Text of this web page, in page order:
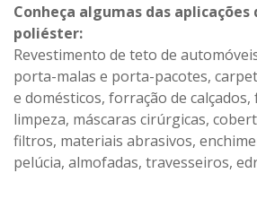
Conheça algumas das aplicações
poliéster:
Revestimento de teto de
porta-malas e porta-pacotes,
e domésticos, forração de
limpeza, máscaras cirúrgicas,
filtros, materiais abrasivos,
pelúcia, almofadas, travesseiros,